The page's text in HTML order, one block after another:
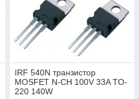
IRF 540N транзистор
MOSFET N-CH 100V 33A TO-
220 140W